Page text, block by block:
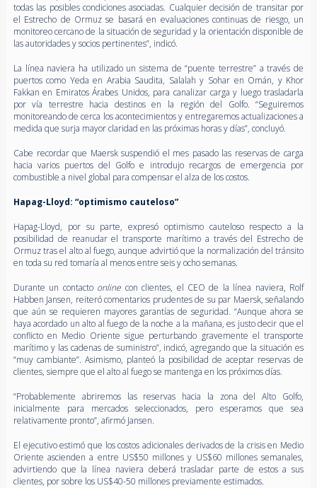
todas las posibles condiciones asociadas. Cualquier decisión de transitar por
el Estrecho de Ormuz se basará en evaluaciones continuas de riesgo, un
monitoreo cercano de la situación de seguridad y la orientación disponible de
las autoridades y socios pertinentes”, indicó.
La línea naviera ha utilizado un sistema de “puente terrestre” a través de
puertos como Yeda en Arabia Saudita, Salalah y Sohar en Omán, y Khor
Fakkan en Emiratos Árabes Unidos, para canalizar carga y luego trasladarla
por vía terrestre hacia destinos en la región del Golfo. “Seguiremos
monitoreando de cerca los acontecimientos y entregaremos actualizaciones a
medida que surja mayor claridad en las próximas horas y días”, concluyó.
Cabe recordar que Maersk suspendió el mes pasado las reservas de carga
hacia varios puertos del Golfo e introdujo recargos de emergencia por
combustible a nivel global para compensar el alza de los costos.
Hapag-Lloyd: “optimismo cauteloso”
Hapag-Lloyd, por su parte, expresó optimismo cauteloso respecto a la
posibilidad de reanudar el transporte marítimo a través del Estrecho de
Ormuz tras el alto al fuego, aunque advirtió que la normalización del tránsito
en toda su red tomaría al menos entre seis y ocho semanas.
Durante un contacto online con clientes, el CEO de la línea naviera, Rolf
Habben Jansen, reiteró comentarios prudentes de su par Maersk, señalando
que aún se requieren mayores garantías de seguridad. “Aunque ahora se
haya acordado un alto al fuego de la noche a la mañana, es justo decir que el
conflicto en Medio Oriente sigue perturbando gravemente el transporte
marítimo y las cadenas de suministro”, indicó, agregando que la situación es
“muy cambiante”. Asimismo, planteó la posibilidad de aceptar reservas de
clientes, siempre que el alto al fuego se mantenga en los próximos días.
“Probablemente abriremos las reservas hacia la zona del Alto Golfo,
inicialmente para mercados seleccionados, pero esperamos que sea
relativamente pronto”, afirmó Jansen.
El ejecutivo estimó que los costos adicionales derivados de la crisis en Medio
Oriente ascienden a entre US$50 millones y US$60 millones semanales,
advirtiendo que la línea naviera deberá trasladar parte de estos a sus
clientes, por sobre los US$40-50 millones previamente estimados.